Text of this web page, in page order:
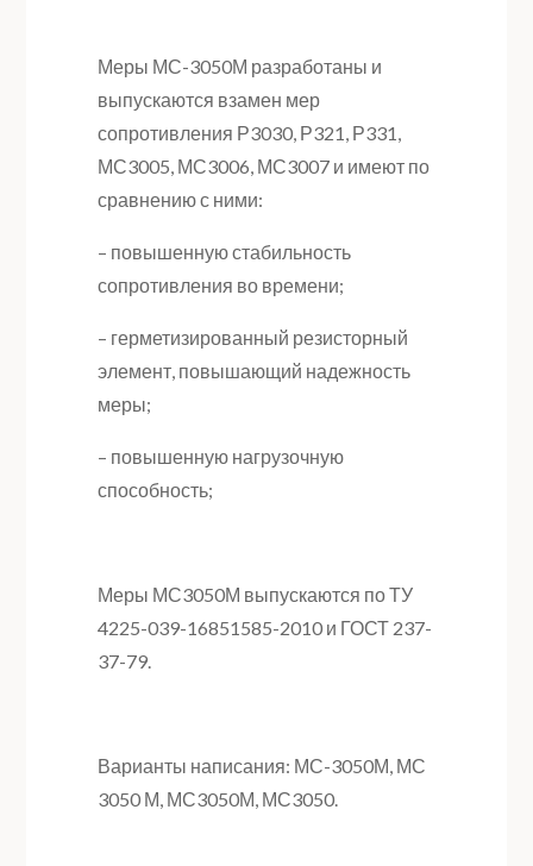
Меры МС-3050М разработаны и
выпускаются взамен мер
сопротивления Р3030, Р321, Р331,
МС3005, МС3006, МС3007 и имеют по
сравнению с ними:
– повышенную стабильность
сопротивления во времени;
– герметизированный резисторный
элемент, повышающий надежность
меры;
– повышенную нагрузочную
способность;
Меры МС3050М выпускаются по ТУ
4225-039-16851585-2010 и ГОСТ 237-
37-79.
Варианты написания: МС-3050М, МС
3050 М, МС3050М, МС3050.